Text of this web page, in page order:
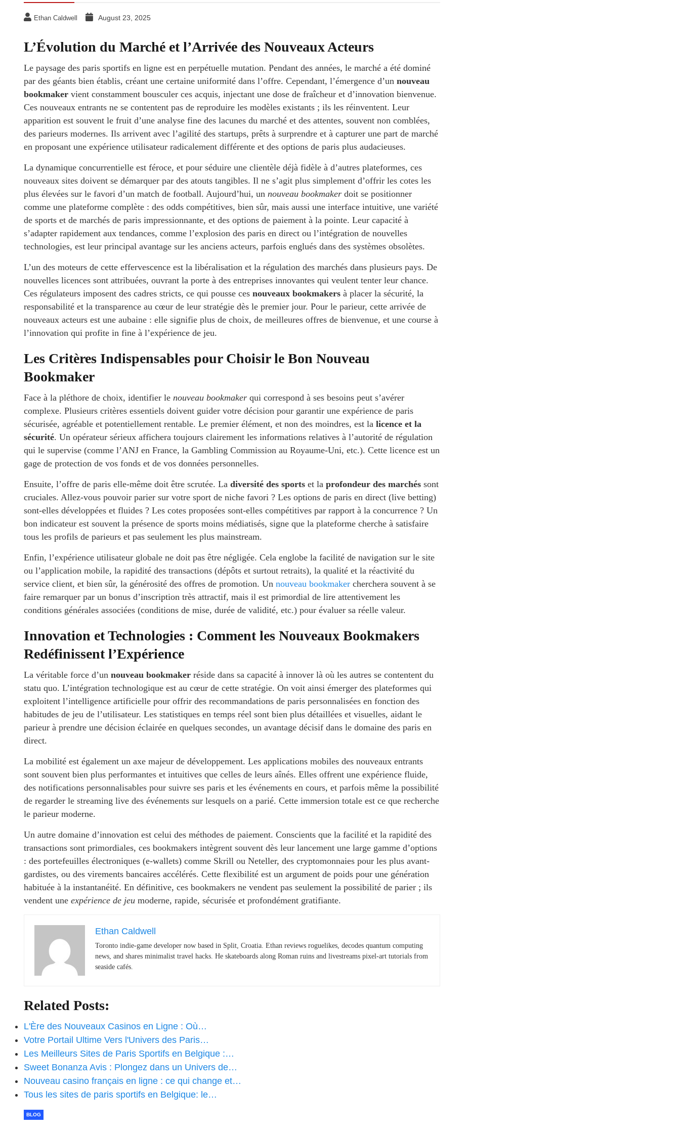
Ethan Caldwell August 23, 2025
L’Évolution du Marché et l’Arrivée des Nouveaux Acteurs
Le paysage des paris sportifs en ligne est en perpétuelle mutation. Pendant des années, le marché a été dominé
par des géants bien établis, créant une certaine uniformité dans l’offre. Cependant, l’émergence d’un nouveau
bookmaker vient constamment bousculer ces acquis, injectant une dose de fraîcheur et d’innovation bienvenue.
Ces nouveaux entrants ne se contentent pas de reproduire les modèles existants ; ils les réinventent. Leur
apparition est souvent le fruit d’une analyse fine des lacunes du marché et des attentes, souvent non comblées,
des parieurs modernes. Ils arrivent avec l’agilité des startups, prêts à surprendre et à capturer une part de marché
en proposant une expérience utilisateur radicalement différente et des options de paris plus audacieuses.
La dynamique concurrentielle est féroce, et pour séduire une clientèle déjà fidèle à d’autres plateformes, ces
nouveaux sites doivent se démarquer par des atouts tangibles. Il ne s’agit plus simplement d’offrir les cotes les
plus élevées sur le favori d’un match de football. Aujourd’hui, un nouveau bookmaker doit se positionner
comme une plateforme complète : des odds compétitives, bien sûr, mais aussi une interface intuitive, une variété
de sports et de marchés de paris impressionnante, et des options de paiement à la pointe. Leur capacité à
s’adapter rapidement aux tendances, comme l’explosion des paris en direct ou l’intégration de nouvelles
technologies, est leur principal avantage sur les anciens acteurs, parfois englués dans des systèmes obsolètes.
L’un des moteurs de cette effervescence est la libéralisation et la régulation des marchés dans plusieurs pays. De
nouvelles licences sont attribuées, ouvrant la porte à des entreprises innovantes qui veulent tenter leur chance.
Ces régulateurs imposent des cadres stricts, ce qui pousse ces nouveaux bookmakers à placer la sécurité, la
responsabilité et la transparence au cœur de leur stratégie dès le premier jour. Pour le parieur, cette arrivée de
nouveaux acteurs est une aubaine : elle signifie plus de choix, de meilleures offres de bienvenue, et une course à
l’innovation qui profite in fine à l’expérience de jeu.
Les Critères Indispensables pour Choisir le Bon Nouveau
Bookmaker
Face à la pléthore de choix, identifier le nouveau bookmaker qui correspond à ses besoins peut s’avérer
complexe. Plusieurs critères essentiels doivent guider votre décision pour garantir une expérience de paris
sécurisée, agréable et potentiellement rentable. Le premier élément, et non des moindres, est la licence et la
sécurité. Un opérateur sérieux affichera toujours clairement les informations relatives à l’autorité de régulation
qui le supervise (comme l’ANJ en France, la Gambling Commission au Royaume-Uni, etc.). Cette licence est un
gage de protection de vos fonds et de vos données personnelles.
Ensuite, l’offre de paris elle-même doit être scrutée. La diversité des sports et la profondeur des marchés sont
cruciales. Allez-vous pouvoir parier sur votre sport de niche favori ? Les options de paris en direct (live betting)
sont-elles développées et fluides ? Les cotes proposées sont-elles compétitives par rapport à la concurrence ? Un
bon indicateur est souvent la présence de sports moins médiatisés, signe que la plateforme cherche à satisfaire
tous les profils de parieurs et pas seulement les plus mainstream.
Enfin, l’expérience utilisateur globale ne doit pas être négligée. Cela englobe la facilité de navigation sur le site
ou l’application mobile, la rapidité des transactions (dépôts et surtout retraits), la qualité et la réactivité du
service client, et bien sûr, la générosité des offres de promotion. Un nouveau bookmaker cherchera souvent à se
faire remarquer par un bonus d’inscription très attractif, mais il est primordial de lire attentivement les
conditions générales associées (conditions de mise, durée de validité, etc.) pour évaluer sa réelle valeur.
Innovation et Technologies : Comment les Nouveaux Bookmakers
Redéfinissent l’Expérience
La véritable force d’un nouveau bookmaker réside dans sa capacité à innover là où les autres se contentent du
statu quo. L’intégration technologique est au cœur de cette stratégie. On voit ainsi émerger des plateformes qui
exploitent l’intelligence artificielle pour offrir des recommandations de paris personnalisées en fonction des
habitudes de jeu de l’utilisateur. Les statistiques en temps réel sont bien plus détaillées et visuelles, aidant le
parieur à prendre une décision éclairée en quelques secondes, un avantage décisif dans le domaine des paris en
direct.
La mobilité est également un axe majeur de développement. Les applications mobiles des nouveaux entrants
sont souvent bien plus performantes et intuitives que celles de leurs aînés. Elles offrent une expérience fluide,
des notifications personnalisables pour suivre ses paris et les événements en cours, et parfois même la possibilité
de regarder le streaming live des événements sur lesquels on a parié. Cette immersion totale est ce que recherche
le parieur moderne.
Un autre domaine d’innovation est celui des méthodes de paiement. Conscients que la facilité et la rapidité des
transactions sont primordiales, ces bookmakers intègrent souvent dès leur lancement une large gamme d’options
: des portefeuilles électroniques (e-wallets) comme Skrill ou Neteller, des cryptomonnaies pour les plus avant-
gardistes, ou des virements bancaires accélérés. Cette flexibilité est un argument de poids pour une génération
habituée à la instantanéité. En définitive, ces bookmakers ne vendent pas seulement la possibilité de parier ; ils
vendent une expérience de jeu moderne, rapide, sécurisée et profondément gratifiante.
Ethan Caldwell
Toronto indie-game developer now based in Split, Croatia. Ethan reviews roguelikes, decodes quantum computing
news, and shares minimalist travel hacks. He skateboards along Roman ruins and livestreams pixel-art tutorials from
seaside cafés.
Related Posts:
L'Ère des Nouveaux Casinos en Ligne : Où…
Votre Portail Ultime Vers l'Univers des Paris…
Les Meilleurs Sites de Paris Sportifs en Belgique :…
Sweet Bonanza Avis : Plongez dans un Univers de…
Nouveau casino français en ligne : ce qui change et…
Tous les sites de paris sportifs en Belgique: le…
BLOG